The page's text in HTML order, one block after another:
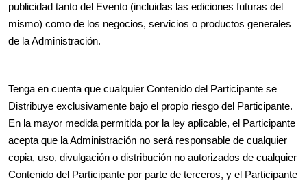
publicidad tanto del Evento (incluidas las ediciones futuras del
mismo) como de los negocios, servicios o productos generales
de la Administración.
Tenga en cuenta que cualquier Contenido del Participante se
Distribuye exclusivamente bajo el propio riesgo del Participante.
En la mayor medida permitida por la ley aplicable, el Participante
acepta que la Administración no será responsable de cualquier
copia, uso, divulgación o distribución no autorizados de cualquier
Contenido del Participante por parte de terceros, y el Participante